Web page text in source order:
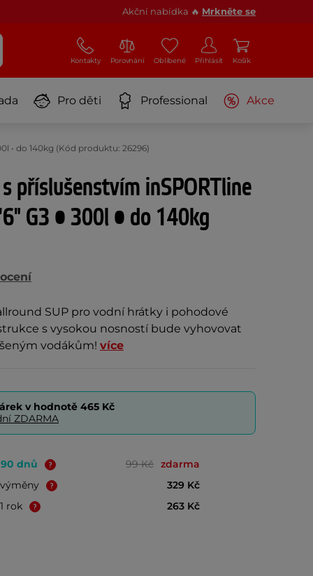
Akční nabídka 🔥 Mrkněte se
Kontakty Porovnání Oblíbené Přihlásit Košík
Pro děti Professional Akce
• do 140kg (Kód produktu: 26296)
příslušenstvím inSPORTline
G3 • 300l • do 140kg
SUP pro vodní hrátky i pohodové
s vysokou nosností bude vyhovovat
vodákům! více
v hodnotě 465 Kč
ZDARMA
dnů 99 Kč zdarma
329 Kč
rok
263 Kč